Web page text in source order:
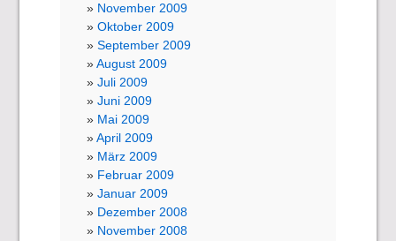
November 2009
Oktober 2009
September 2009
August 2009
Juli 2009
Juni 2009
Mai 2009
April 2009
März 2009
Februar 2009
Januar 2009
Dezember 2008
November 2008